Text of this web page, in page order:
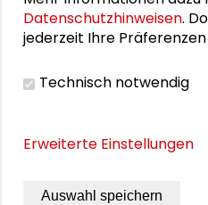
Beginn: 22.10.2026 | 10:00
Ende: 23.10.2026 | 17:00
Ort:
MEHR ERFAHREN
Datenschutzhinweisen.
jederzeit Ihre
Technisch notwendig
Erweiterte Einstellungen
Auswahl speichern